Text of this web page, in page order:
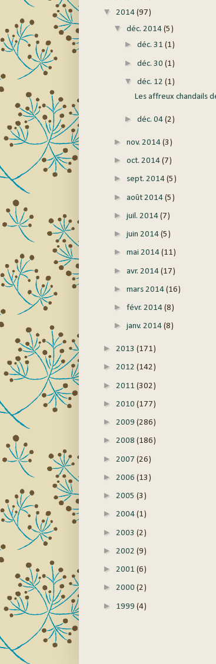
▼ 2014 (97)
▼ déc. 2014 (5)
► déc. 31 (1)
► déc. 30 (1)
▼ déc. 12 (1)
Les affreux chandails
► déc. 04 (2)
► nov. 2014 (3)
► oct. 2014 (7)
► sept. 2014 (5)
► août 2014 (5)
► juil. 2014 (7)
► juin 2014 (5)
► mai 2014 (11)
► avr. 2014 (17)
► mars 2014 (16)
► févr. 2014 (8)
► janv. 2014 (8)
► 2013 (171)
► 2012 (142)
► 2011 (302)
► 2010 (177)
► 2009 (286)
► 2008 (186)
► 2007 (26)
► 2006 (13)
► 2005 (3)
► 2004 (1)
► 2003 (2)
► 2002 (9)
► 2001 (6)
► 2000 (2)
► 1999 (4)